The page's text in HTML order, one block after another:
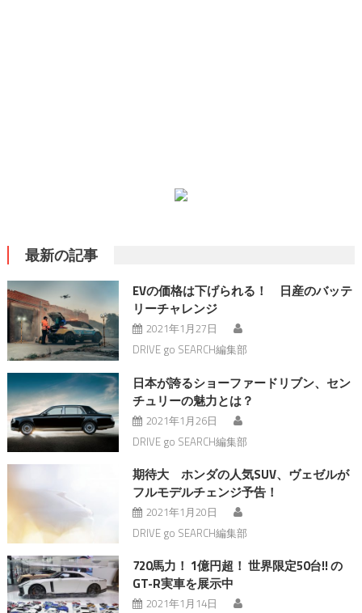
最新の記事
EVの価格は下げられる！ 日産のバッテ
リーチャレンジ
2021年1月27日
DRIVE go SEARCH編集部
日本が誇るショーファードリブン、セン
チュリーの魅力とは？
2021年1月26日
DRIVE go SEARCH編集部
期待大 ホンダの人気SUV、ヴェゼルが
フルモデルチェンジ予告！
2021年1月20日
DRIVE go SEARCH編集部
720馬力！ 1億円超！ 世界限定50台!! の
GT-R実車を展示中
2021年1月14日